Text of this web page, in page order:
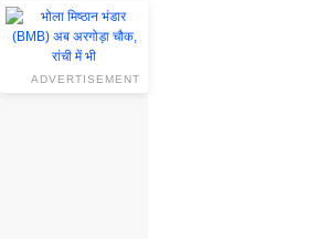
ADVERTISEMENT